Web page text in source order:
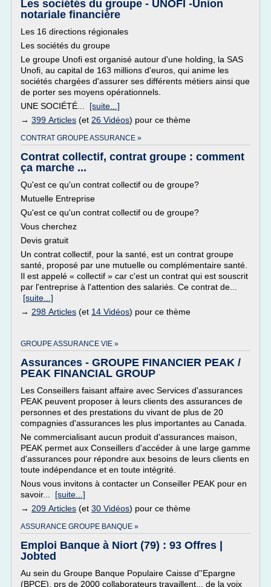
Les sociétés du groupe - UNOFI -Union
notariale financière
Les 16 directions régionales
Les sociétés du groupe
Le groupe Unofi est organisé autour d'une holding, la SAS
Unofi, au capital de 163 millions d'euros, qui anime les
sociétés chargées d'assurer ses différents métiers ainsi que
de porter ses moyens opérationnels.
UNE SOCIÉTÉ... [suite...]
→ 399 Articles (et 26 Vidéos) pour ce thème
CONTRAT GROUPE ASSURANCE »
Contrat collectif, contrat groupe : comment
ça marche ...
Qu'est ce qu'un contrat collectif ou de groupe?
Mutuelle Entreprise
Qu'est ce qu'un contrat collectif ou de groupe?
Vous cherchez
Devis gratuit
Un contrat collectif, pour la santé, est un contrat groupe
santé, proposé par une mutuelle ou complémentaire santé.
Il est appelé « collectif » car c'est un contrat qui est souscrit
par l'entreprise à l'attention des salariés. Ce contrat de...
[suite...]
→ 298 Articles (et 14 Vidéos) pour ce thème
GROUPE ASSURANCE VIE »
Assurances - GROUPE FINANCIER PEAK /
PEAK FINANCIAL GROUP
Les Conseillers faisant affaire avec Services d'assurances
PEAK peuvent proposer à leurs clients des assurances de
personnes et des prestations du vivant de plus de 20
compagnies d'assurances les plus importantes au Canada.
Ne commercialisant aucun produit d'assurances maison,
PEAK permet aux Conseillers d'accéder à une large gamme
d'assurances pour répondre aux besoins de leurs clients en
toute indépendance et en toute intégrité.
Nous vous invitons à contacter un Conseiller PEAK pour en
savoir... [suite...]
→ 209 Articles (et 30 Vidéos) pour ce thème
ASSURANCE GROUPE BANQUE »
Emploi Banque à Niort (79) : 93 Offres |
Jobted
Au sein du Groupe Banque Populaire Caisse d''Epargne
(BPCE), prs de 2000 collaborateurs travaillent... de la voix